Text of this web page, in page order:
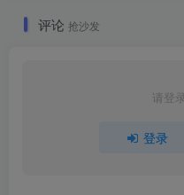
评论 抢沙发
请登
登录